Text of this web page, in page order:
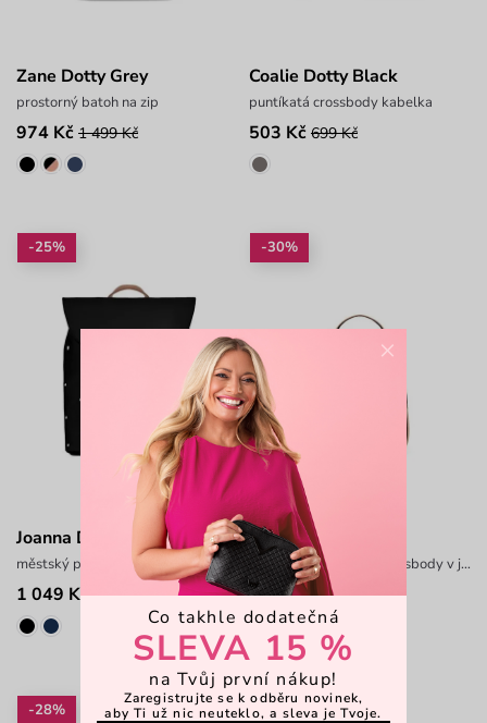
Zane Dotty Grey
prostorný batoh na zip
974 Kč 1 499 Kč
Coalie Dotty Black
puntíkatá crossbody kabelka
503 Kč 699 Kč
-25%
Joanna Dotty Scipion
městský prostorný batoh na zip
1 049 Kč 1 399 Kč
-30%
Flug Black
puntíkatý batůžek a crossbody v jednom
839 Kč 1 199 Kč
-28% -43%
×
Co takhle dodatečná
SLEVA 15 %
na Tvůj první nákup!
Zaregistrujte se k odběru novinek,
aby Ti už nic neuteklo, a sleva je Tvoje.